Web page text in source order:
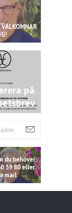
på
du behöver
59 80 eller
mail